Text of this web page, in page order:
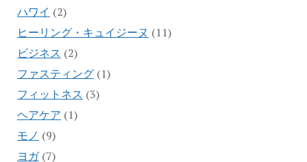
ハワイ (2)
ヒーリング・キュイジーヌ (11)
ビジネス (2)
ファスティング(1)
フィットネス (3)
ヘアケア (1)
モノ (9)
ヨガ(7)